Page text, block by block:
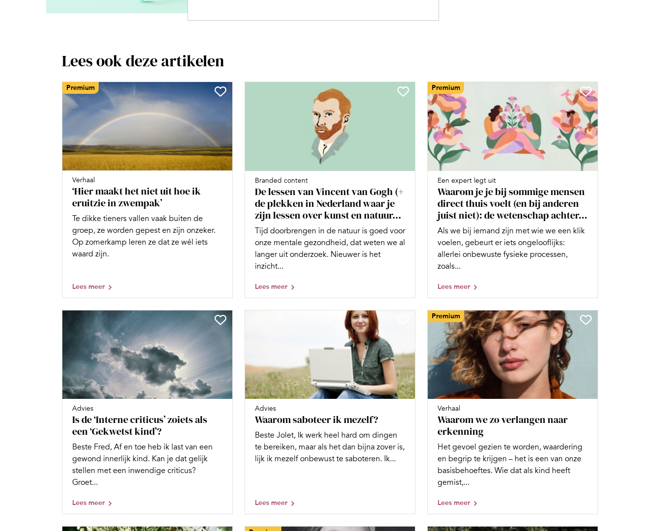
Lees ook deze artikelen
Premium
Verhaal
‘Hier maakt het niet uit hoe ik
eruitzie in zwempak’
Te dikke tieners vallen vaak buiten de
groep, ze worden gepest en zijn onzeker.
Op zomerkamp leren ze dat ze wél iets
waard zijn.
Lees meer
Branded content
De lessen van Vincent van Gogh (+
de plekken in Nederland waar je
zijn lessen over kunst en natuur...
Tijd doorbrengen in de natuur is goed voor
onze mentale gezondheid, dat weten we al
langer uit onderzoek. Nieuwer is het
inzicht...
Lees meer
Premium
Een expert legt uit
Waarom je je bij sommige mensen
direct thuis voelt (en bij anderen
juist niet): de wetenschap achter...
Als we bij iemand zijn met wie we een klik
voelen, gebeurt er iets ongelooflijks:
allerlei onbewuste fysieke processen,
zoals...
Lees meer
Advies
Is de ‘Interne criticus’ zoiets als
een ‘Gekwetst kind’?
Beste Fred, Af en toe heb ik last van een
gewond innerlijk kind. Kan je dat gelijk
stellen met een inwendige criticus?
Groet...
Lees meer
Advies
Waarom saboteer ik mezelf?
Beste Jolet, Ik werk heel hard om dingen
te bereiken, maar als het dan bijna zover is,
lijk ik mezelf onbewust te saboteren. Ik...
Lees meer
Premium
Verhaal
Waarom we zo verlangen naar
erkenning
Het gevoel gezien te worden, waardering
en begrip te krijgen – het is een van onze
basisbehoeftes. Wie dat als kind heeft
gemist,...
Lees meer